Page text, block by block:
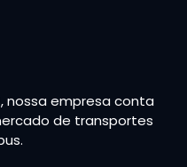
nossa empresa conta
de transportes